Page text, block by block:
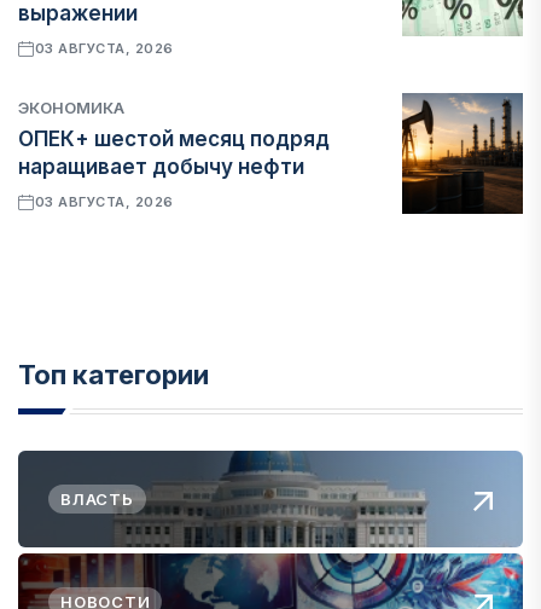
выражении
03 АВГУСТА, 2026
ЭКОНОМИКА
ОПЕК+ шестой месяц подряд
наращивает добычу нефти
03 АВГУСТА, 2026
Топ категории
ВЛАСТЬ
НОВОСТИ